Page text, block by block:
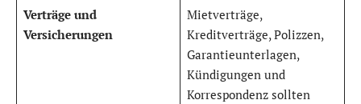
Verträge und
Versicherungen
Mietverträge,
Kreditverträge, Polizzen,
Garantieunterlagen,
Kündigungen und
Korrespondenz sollten